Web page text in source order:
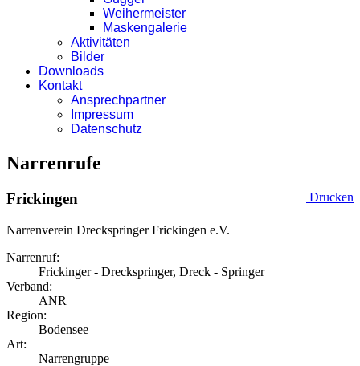
Weihermeister
Maskengalerie
Aktivitäten
Bilder
Downloads
Kontakt
Ansprechpartner
Impressum
Datenschutz
Narrenrufe
Drucken
Frickingen
Narrenverein Dreckspringer Frickingen e.V.
Narrenruf:
Frickinger - Dreckspringer, Dreck - Springer
Verband:
ANR
Region:
Bodensee
Art:
Narrengruppe